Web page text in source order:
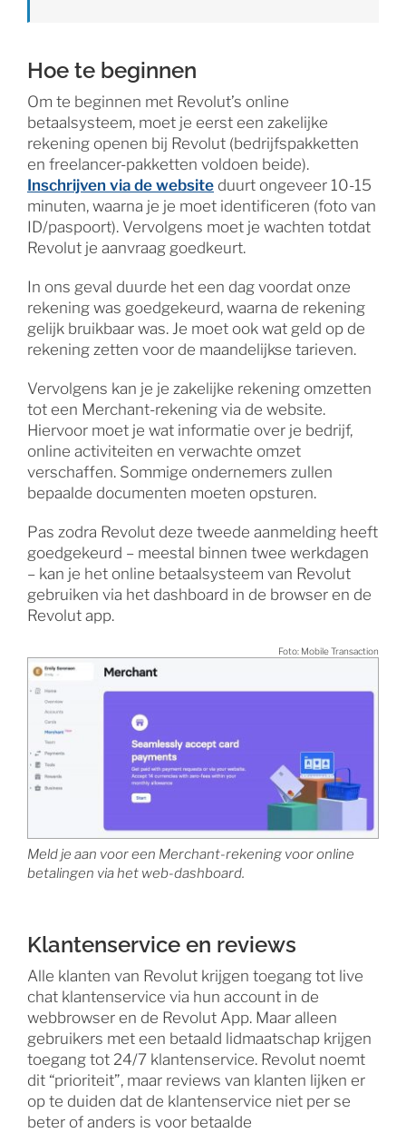
Hoe te beginnen
Om te beginnen met Revolut’s online
betaalsysteem, moet je eerst een zakelijke
rekening openen bij Revolut (bedrijfspakketten
en freelancer-pakketten voldoen beide).
Inschrijven via de websiteduurt ongeveer 10-15
minuten, waarna je je moet identificeren (foto van
ID/paspoort). Vervolgens moet je wachten totdat
Revolut je aanvraag goedkeurt.
In ons geval duurde het een dag voordat onze
rekening was goedgekeurd, waarna de rekening
gelijk bruikbaar was. Je moet ook wat geld op de
rekening zetten voor de maandelijkse tarieven.
Vervolgens kan je je zakelijke rekening omzetten
tot een Merchant-rekening via de website.
Hiervoor moet je wat informatie over je bedrijf,
online activiteiten en verwachte omzet
verschaffen. Sommige ondernemers zullen
bepaalde documenten moeten opsturen.
Pas zodra Revolut deze tweede aanmelding heeft
goedgekeurd – meestal binnen twee werkdagen
– kan je het online betaalsysteem van Revolut
gebruiken via het dashboard in de browser en de
Revolut app.
Foto: Mobile Transaction
Meld je aan voor een Merchant-rekening voor online
betalingen via het web-dashboard.
Klantenservice en reviews
Alle klanten van Revolut krijgen toegang tot live
chat klantenservice via hun account in de
webbrowser en de Revolut App. Maar alleen
gebruikers met een betaald lidmaatschap krijgen
toegang tot 24/7 klantenservice. Revolut noemt
dit “prioriteit”, maar reviews van klanten lijken er
op te duiden dat de klantenservice niet per se
beter of anders is voor betaalde